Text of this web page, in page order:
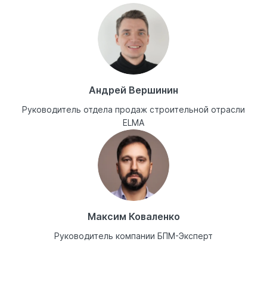
Андрей Вершинин
Руководитель отдела продаж строительной отрасли
ELMA
Максим Коваленко
Руководитель компании БПМ-Эксперт